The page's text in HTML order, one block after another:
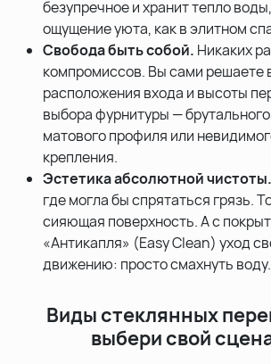
безупречное и хранит тепло
ощущение уюта, как в элитном
Свобода быть собой. Никаких
компромиссов. Вы сами решаете
расположения входа и высоты
выбора фурнитуры —
матового профиля или
крепления.
Эстетика абсолютной чистоты.
где могла бы спрятаться грязь.
сияющая поверхность. А с
«Антикапля» (Easy Clean) уход
движению: просто смахнуть воду.
Виды стеклянных
выбери свой